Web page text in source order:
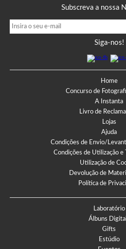
Subscreva a nossa
Siga-nos!
Home
Concurso de
A Instanta
Livro de
Lojas
Ajuda
Condições de Envio/
Condições de Utilização e
Utilização de
Devolução de
Política de
Laboratório
Álbuns
Gifts
Estúdio